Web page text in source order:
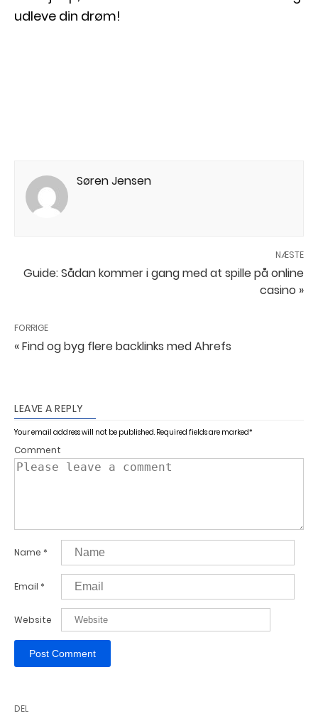
udleve din drøm!
Søren Jensen
NÆSTE
Guide: Sådan kommer i gang med at spille på online
casino »
FORRIGE
« Find og byg flere backlinks med Ahrefs
LEAVE A REPLY
Your email address will not be published. Required fields are marked*
Comment
Name *
Email *
Website
DEL